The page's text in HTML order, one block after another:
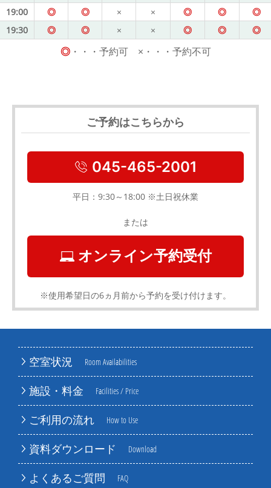
空室状況 Room Availabilities
施設・料金 Facilities / Price
ご利用の流れ How to Use
資料ダウンロード Download
よくあるご質問 FAQ
19:00
◎ ◎ × × ◎ ◎
◎
19:30
◎ ◎ × × ◎ ◎ ◎
◎・・・予約可 ×・・・予約不可
ご予約はこちらから
045-465-2001
平日：9:30～18:00 ※土日祝休業
または
オンライン予約受付
※使用希望日の6ヵ月前から予約を受け付けます。